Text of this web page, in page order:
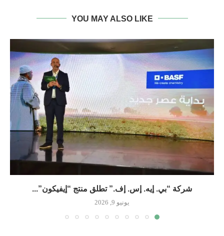
YOU MAY ALSO LIKE
شركة “بي. إيه. إس. إف.” تطلق منتج “إيفيكون”...
يونيو 9, 2026